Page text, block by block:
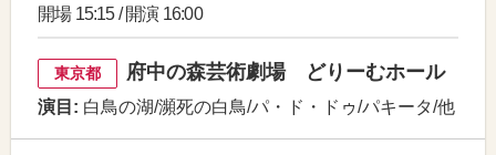
開場 15:15 / 開演 16:00
東京都 府中の森芸術劇場 どりーむホール
演目: 白鳥の湖/瀕死の白鳥/パ・ド・ドゥ/パキータ/他